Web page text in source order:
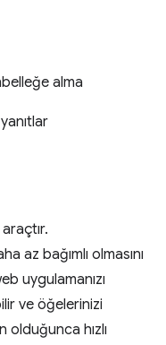
alma
az bağımlı olmasını
uygulamanızı
ve öğelerinizi
hızlı